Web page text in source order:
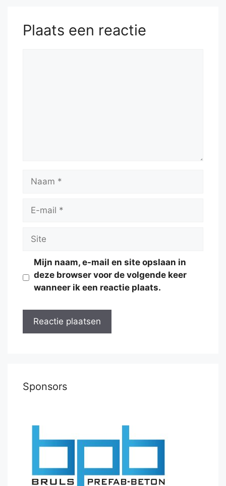
47.Bf2+ Kd3 48.Qd8+
Plaats een reactie
Naam
Site
Mijn naam, e-mail en site opslaan in
deze browser voor de volgende keer
wanneer ik een reactie plaats.
Sponsors